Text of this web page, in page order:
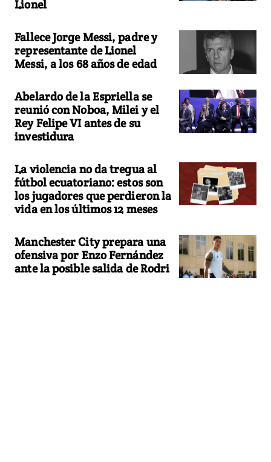
Lionel
Fallece Jorge Messi, padre y
representante de Lionel
Messi, a los 68 años de edad
Abelardo de la Espriella se
reunió con Noboa, Milei y el
Rey Felipe VI antes de su
investidura
La violencia no da tregua al
fútbol ecuatoriano: estos son
los jugadores que perdieron la
vida en los últimos 12 meses
Manchester City prepara una
ofensiva por Enzo Fernández
ante la posible salida de Rodri